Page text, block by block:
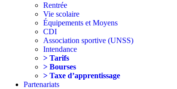
Rentrée
Vie scolaire
Équipements et Moyens
CDI
Association sportive (UNSS)
Intendance
> Tarifs
> Bourses
> Taxe d’apprentissage
Partenariats